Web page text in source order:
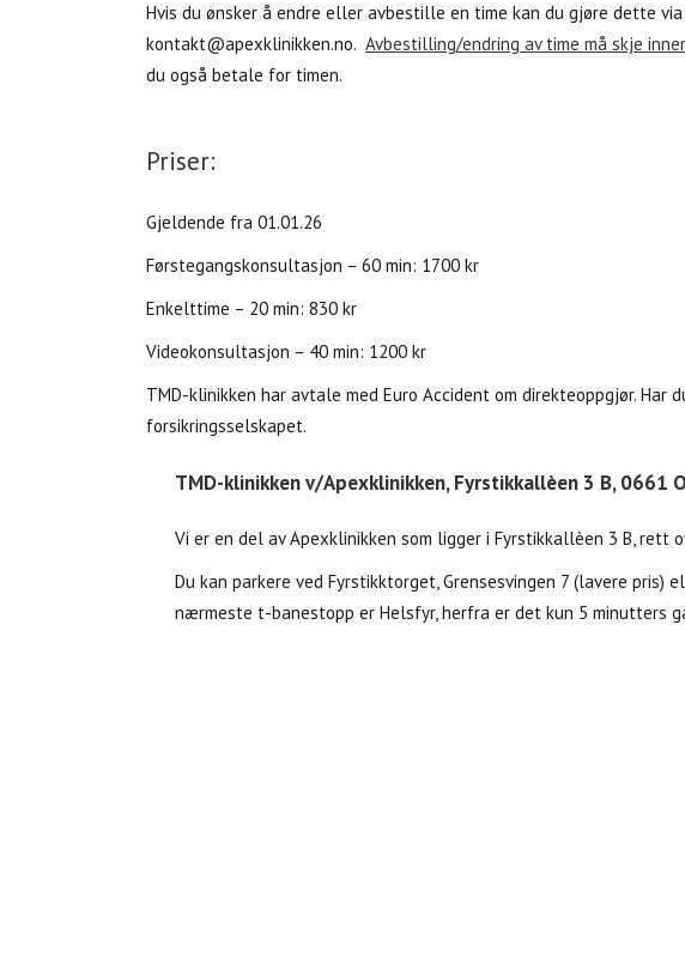
Hvis du ønsker å endre eller avbestille en time kan du gjøre dette
kontakt@apexklinikken.no. Avbestilling/endring av time må skje
du også betale for timen.
Priser:
Gjeldende fra 01.01.26
Førstegangskonsultasjon – 60 min: 1700 kr
Enkelttime – 20 min: 830 kr
Videokonsultasjon – 40 min: 1200 kr
TMD-klinikken har avtale med Euro Accident om direkteoppgjør.
forsikringsselskapet.
TMD­-klinikken v/Apexklinikken, Fyrstikkallèen 3 B, 0661
Vi er en del av Apexklinikken som ligger i Fyrstikkallèen 3 B,
Du kan parkere ved Fyrstikktorget, Grensesvingen 7 (lavere
nærmeste t-banestopp er Helsfyr, herfra er det kun 5 minutters